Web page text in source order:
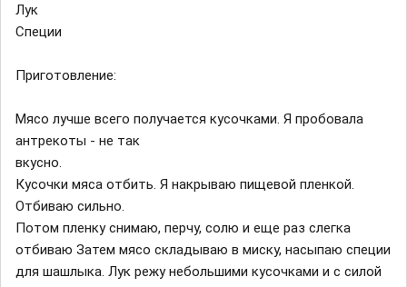
Лук
Специи
Приготовление:
Мясо лучше всего получается кусочками. Я пробовала
антрекоты - не так
вкусно.
Кусочки мяса отбить. Я накрываю пищевой пленкой.
Отбиваю сильно.
Потом пленку снимаю, перчу, солю и еще раз слегка
отбиваю Затем мясо складываю в миску, насыпаю специи
для шашлыка. Лук режу небольшими кусочками и с силой